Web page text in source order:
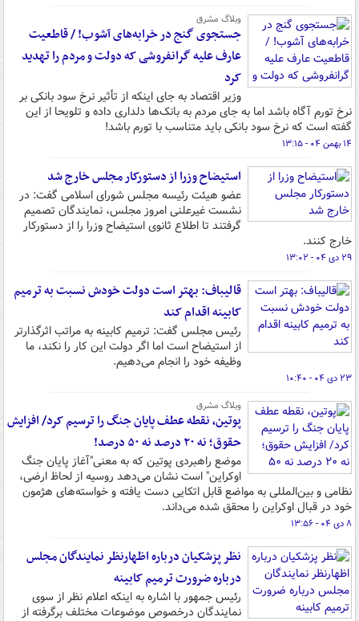
وبلاگ مشرق
جستجوی گنج در خرابه‌های آشوب! / قاطعیت
عارف علیه گرانفروشی که دولت و مردم را تهدید
کرد
وزیر اقتصاد به جای اینکه از تأثیر نرخ سود بانکی بر
نرخ تورم آگاه باشد اما به جای مردم به بانک‌ها دلداری داده و تلویحا از این
گفته است که نرخ سود بانکی باید متناسب با تورم باشد!
۱۴ بهمن ۰۴ - ۱۳:۱۵
استیضاح‌ وزرا از دستورکار مجلس خارج شد
عضو هیئت رئیسه مجلس شورای اسلامی گفت: در
نشست غیرعلنی امروز مجلس، نمایندگان تصمیم
گرفتند تا اطلاع ثانوی استیضاح وزرا را از دستورکار
خارج کنند.
۲۹ دی ۰۴ - ۱۳:۰۲
قالیباف: بهتر است دولت خودش نسبت به ترمیم
کابینه اقدام کند
رئیس مجلس گفت: ترمیم کابینه به مراتب اثرگذارتر
از استیضاح است اما اگر دولت این کار را نکند، ما
وظیفه خود را انجام می‌دهیم.
۲۳ دی ۰۴ - ۱۰:۴۰
وبلاگ مشرق
پوتین، نقطه عطف پایان جنگ را ترسیم کرد/ افزایش
حقوق؛ نه ۲۰ درصد نه ۵۰ درصد!
موضع راهبردی پوتین که به معنی"آغاز پایان جنگ
اوکراین" است نشان می‌دهد روسیه از لحاظ ارضی،
نظامی و بین‌المللی به مواضع قابل اتکایی دست یافته و خواسته‌های هژمون
خود در قبال اوکراین را محقق شده می‌داند.
۸ دی ۰۴ - ۱۳:۵۶
نظر پزشکیان درباره اظهارنظر نمایندگان مجلس
درباره ضرورت ترمیم کابینه
رئیس جمهور با اشاره به اینکه اعلام نظر از سوی
نمایندگان درخصوص موضوعات مختلف برگرفته از